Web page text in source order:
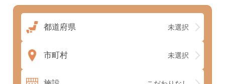
都道府県 未選択
市町村 未選択